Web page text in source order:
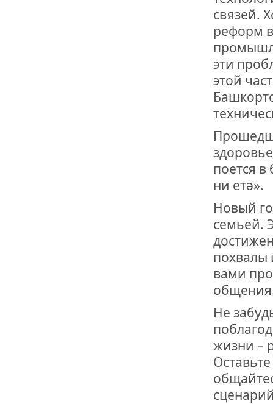
С
СОВЕТА
«УРАЛ»
связей.
реформ
эти
этой
поется
ни етә».
Новый
семьей.
похвалы
вами
Не
жизни –